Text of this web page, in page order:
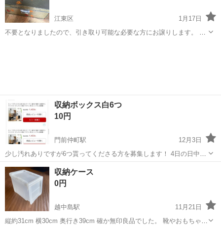
江東区
1月17日
不要となりましたので、引き取り可能な必要な方にお譲りします。 サ
収納ボックス白6つ
10円
門前仲町駅
12月3日
少し汚れありですが6つ貰ってくださる方を募集します！ 4日の日中希
望の方優先します!
東京 江東区 門前仲町駅
収納ケース
0円
越中島駅
11月21日
縦約31cm 横30cm 奥行き39cm 確か無印良品でした。 靴やおもちゃ入